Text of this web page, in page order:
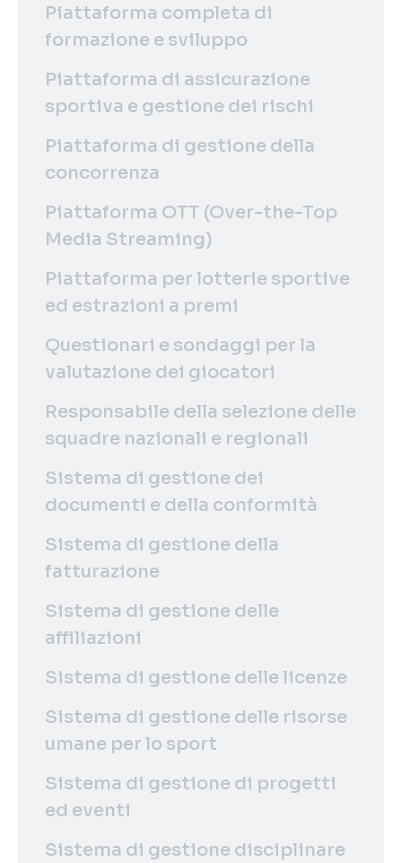
Piattaforma completa di
formazione e sviluppo
Piattaforma di assicurazione
sportiva e gestione dei rischi
Piattaforma di gestione della
concorrenza
Piattaforma OTT (Over-the-Top
Media Streaming)
Piattaforma per lotterie sportive
ed estrazioni a premi
Questionari e sondaggi per la
valutazione dei giocatori
Responsabile della selezione delle
squadre nazionali e regionali
Sistema di gestione dei
documenti e della conformità
Sistema di gestione della
fatturazione
Sistema di gestione delle
affiliazioni
Sistema di gestione delle licenze
Sistema di gestione delle risorse
umane per lo sport
Sistema di gestione di progetti
ed eventi
Sistema di gestione disciplinare